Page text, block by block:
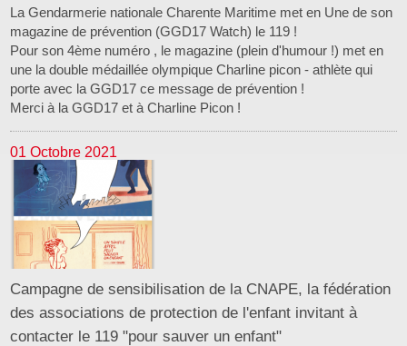
La Gendarmerie nationale Charente Maritime met en Une de son
magazine de prévention (GGD17 Watch) le 119 !
Pour son 4ème numéro , le magazine (plein d'humour !) met en
une la double médaillée olympique Charline picon - athlète qui
porte avec la GGD17 ce message de prévention !
Merci à la GGD17 et à Charline Picon !
01 Octobre 2021
Campagne de sensibilisation de la CNAPE, la fédération
des associations de protection de l'enfant invitant à
contacter le 119 "pour sauver un enfant"